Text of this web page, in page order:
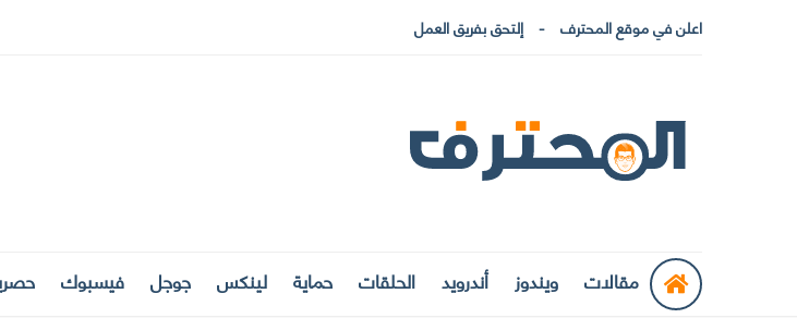
اعلن في موقع المحترف إلتحق بفريق العمل
مقالات ويندوز أندرويد الحلقات حماية لينكس جوجل فيسبوك